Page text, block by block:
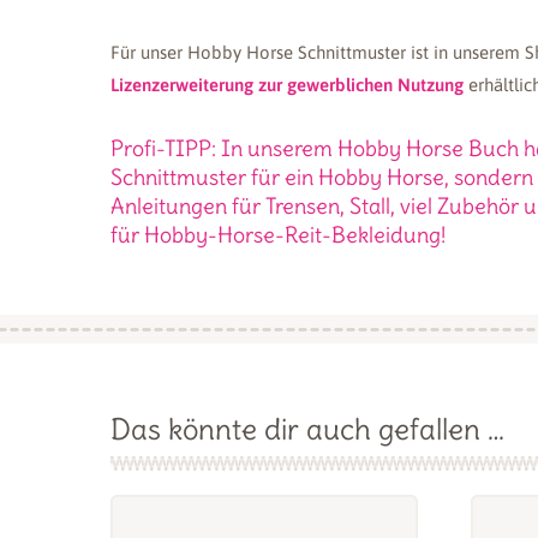
Für unser Hobby Horse Schnittmuster ist in unserem
Lizenzerweiterung zur gewerblichen Nutzung
Profi-TIPP: In unserem Hobby Horse Buch
Schnittmuster für ein Hobby Horse,
Anleitungen für Trensen, Stall, viel Zubehör
für Hobby-Horse-Reit-Bekleidung!
Das könnte dir auch gefallen …